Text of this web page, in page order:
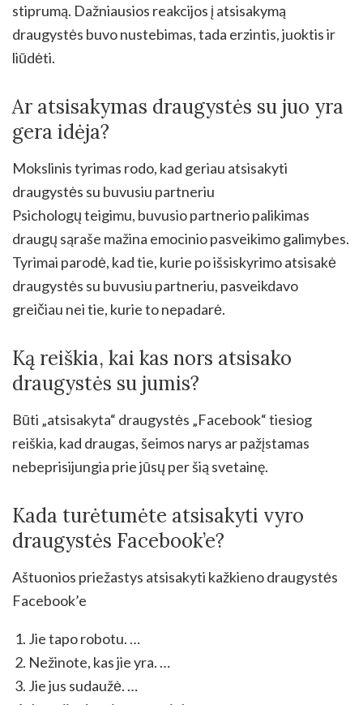
stiprumą. Dažniausios reakcijos į atsisakymą
draugystės buvo nustebimas, tada erzintis, juoktis ir
liūdėti.
Ar atsisakymas draugystės su juo yra
gera idėja?
Mokslinis tyrimas rodo, kad geriau atsisakyti
draugystės su buvusiu partneriu
Psichologų teigimu, buvusio partnerio palikimas
draugų sąraše mažina emocinio pasveikimo galimybes.
Tyrimai parodė, kad tie, kurie po išsiskyrimo atsisakė
draugystės su buvusiu partneriu, pasveikdavo
greičiau nei tie, kurie to nepadarė.
Ką reiškia, kai kas nors atsisako
draugystės su jumis?
Būti „atsisakyta“ draugystės „Facebook“ tiesiog
reiškia, kad draugas, šeimos narys ar pažįstamas
nebeprisijungia prie jūsų per šią svetainę.
Kada turėtumėte atsisakyti vyro
draugystės Facebook’e?
Aštuonios priežastys atsisakyti kažkieno draugystės
Facebook’e
Jie tapo robotu. …
Nežinote, kas jie yra. …
Jie jus sudaužė. …